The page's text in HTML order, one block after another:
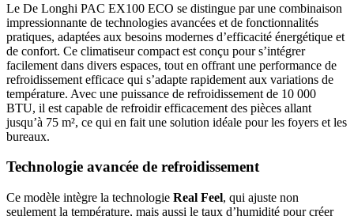
Le De Longhi PAC EX100 ECO se distingue par une combinaison
impressionnante de technologies avancées et de fonctionnalités
pratiques, adaptées aux besoins modernes d’efficacité énergétique et
de confort. Ce climatiseur compact est conçu pour s’intégrer
facilement dans divers espaces, tout en offrant une performance de
refroidissement efficace qui s’adapte rapidement aux variations de
température. Avec une puissance de refroidissement de 10 000
BTU, il est capable de refroidir efficacement des pièces allant
jusqu’à 75 m², ce qui en fait une solution idéale pour les foyers et les
bureaux.
Technologie avancée de refroidissement
Ce modèle intègre la technologie Real Feel, qui ajuste non
seulement la température, mais aussi le taux d’humidité pour créer